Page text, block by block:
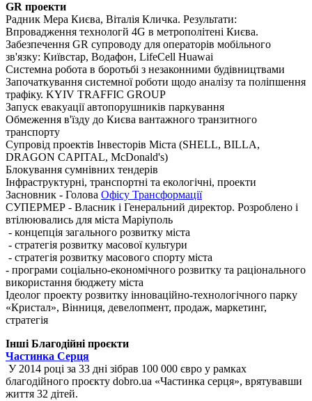
GR проекти
Радник Мера Києва, Віталія Кличка. Результати:
Впровадження технологй 4G в метрополітені Києва.
Забезпечення GR супроводу для операторів мобільного
зв'язку: Київстар, Водафон, LifeCell Huawai
Системна робота в боротьбі з незаконними будівництвами
Започаткування системної роботи щодо аналізу та поліпшення
трафіку. KYIV TRAFFIC GROUP
Запуск евакуації автопорушників паркування
Обмеження в'їзду до Києва вантажного транзитного
транспорту
Супровід проектів Інвесторів Міста (SHELL, BILLA,
DRAGON CAPITAL, McDonald's)
Блокування сумнівних тендерів
Інфраструктурні, транспортні та екологічні, проекти
Засновник - Голова Офісу Трансформації
СУПЕРМЕР - Власник і Генеральний директор. Розроблено і
втілюювались для міста Маріуполь
- концепція загального розвитку міста
- стратегія розвитку масової культури
- стратегія розвитку масового спорту міста
- програми соціально-економічного розвитку та раціонального
використання бюджету міста
Ідеолог проекту розвитку інноваційно-технологічного парку
«Кристал», Вінниця, девелопмент, продаж, маркетинг,
стратегія
Інші Благодійні проєкти
Частинка Серця
У 2014 році за 33 дні зібрав 100 000 євро у рамках
благодійного проєкту dobro.ua «Частинка серця», врятувавши
життя 32 дітей.